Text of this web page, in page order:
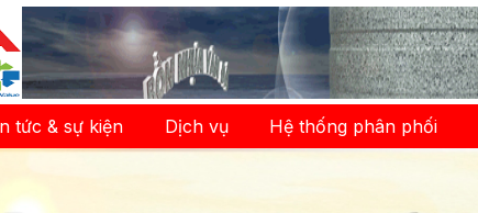
tức & sự kiện Dịch vụ Hệ thống phân phối